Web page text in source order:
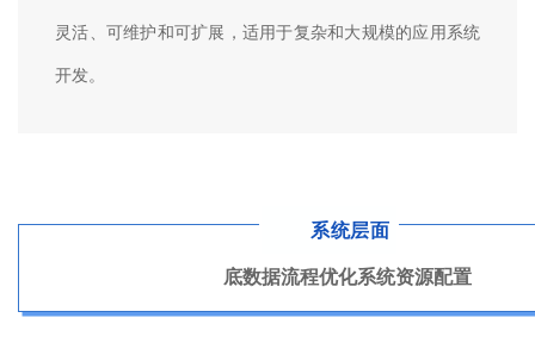
灵活、可维护和可扩展，适用于复杂和大规模的应用系统
开发。
系统层面
底数据流程优化系统资源配置